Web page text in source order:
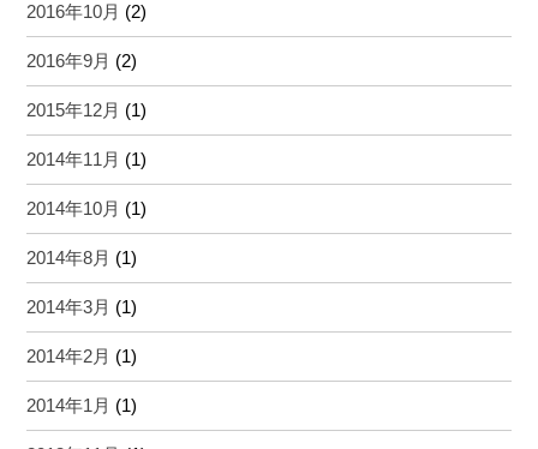
2016年10月 (2)
2016年9月 (2)
2015年12月 (1)
2014年11月 (1)
2014年10月 (1)
2014年8月 (1)
2014年3月 (1)
2014年2月 (1)
2014年1月 (1)